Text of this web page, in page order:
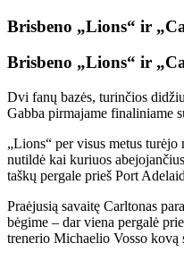
Brisbeno „Lions“ ir
Brisbeno „Lions“ ir
Dvi fanų bazės, turinčios
Gabba pirmajame finaliniame
„Lions“ per visus metus
nutildė kai kuriuos
taškų pergale prieš Port
Praėjusią savaitę Carltonas
bėgime – dar viena pergalė
trenerio Michaelio Vosso kovą